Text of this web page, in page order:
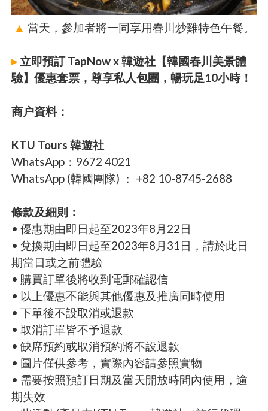
▲ 當天，參加者將一同享用春川炒雞特色午餐。
▸立即預訂 TapNow x 韓遊社【韓國春川美景體
驗】優惠套票，尊享私人包團，暢玩足10小時！
商户資料：
KTU Tours 韓遊社
WhatsApp：9672 4021
WhatsApp (韓國團隊) ： +82 10-8745-2688
條款及細則：
• 優惠期由即日起至2023年8月22日
• 兌換期由即日起至2023年8月31日，請於此日
期當日或之前體驗
• 購買訂單後將收到電郵確認信
• 以上優惠不能與其他優惠及推廣同時使用
• 下單後不設取消或退款
• 取消訂單皆不予退款
• 缺席預約或取消預約將不設退款
• 圖片僅供參考，實際內容請參照實物
• 需要按照預訂日期及當天開放時間內使用，逾
期失效